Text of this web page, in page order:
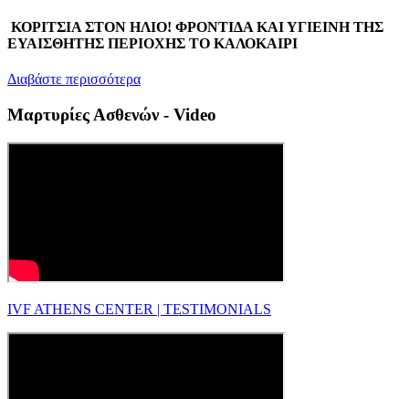
ΚΟΡΙΤΣΙΑ ΣΤΟΝ ΗΛΙΟ! ΦΡΟΝΤΙΔΑ ΚΑΙ ΥΓΙΕΙΝΗ ΤΗΣ
ΕΥΑΙΣΘΗΤΗΣ ΠΕΡΙΟΧΗΣ ΤΟ ΚΑΛΟΚΑΙΡΙ
Διαβάστε περισσότερα
Μαρτυρίες Ασθενών - Video
IVF ATHENS CENTER | TESTIMONIALS